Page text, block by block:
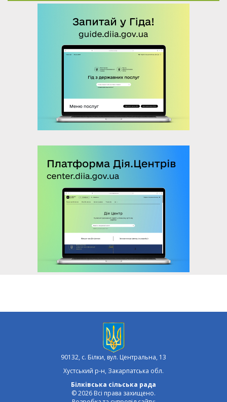
90132, с. Білки, вул. Центральна, 13
Хустський р-н, Закарпатська обл.
Білківська сільська рада
© 2026 Всі права захищено.